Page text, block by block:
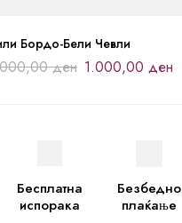
Бордо-Бели Чевли
ден 1.000,00 ден
Бесплатна
испорака
Безбедно
плаќање